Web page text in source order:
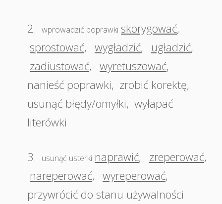
2. wprowadzić poprawki skorygować,
sprostować, wygładzić, ugładzić,
zadiustować, wyretuszować,
nanieść poprawki, zrobić korektę,
usunąć błędy/omyłki, wyłapać
literówki
3. usunąć usterki naprawić, zreperować,
nareperować, wyreperować,
przywrócić do stanu używalności